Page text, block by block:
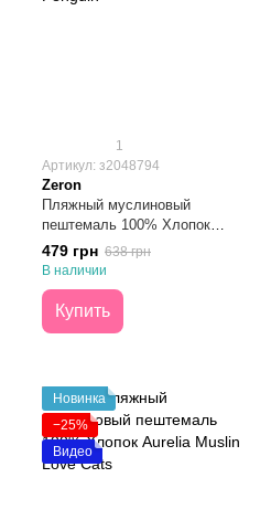
1
Артикул: з2048794
Zeron
Пляжный муслиновый
пештемаль 100% Хлопок
Aurelia Muslin Penguin 100х180
479 грн 638 грн
В наличии
Купить
Новинка
−25%
Видео